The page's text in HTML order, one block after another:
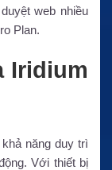
web nhiều
Plan.
Iridium
năng duy trì
Với thiết bị